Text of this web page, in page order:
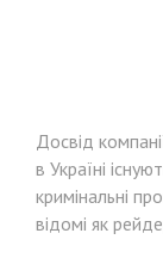
Досвід
в Україні
кримінальні
відомі як